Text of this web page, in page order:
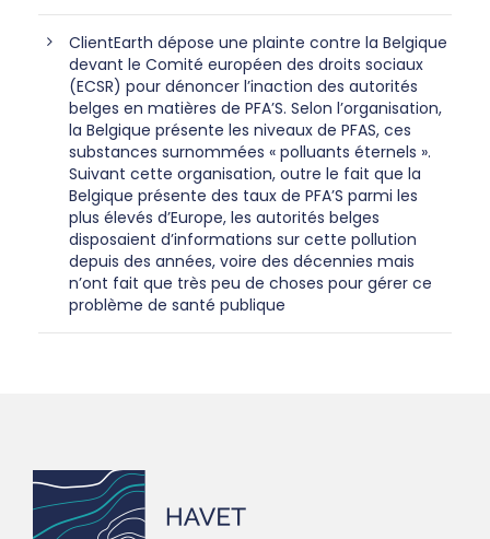
ClientEarth dépose une plainte contre la Belgique
devant le Comité européen des droits sociaux
(ECSR) pour dénoncer l’inaction des autorités
belges en matières de PFA’S. Selon l’organisation,
la Belgique présente les niveaux de PFAS, ces
substances surnommées « polluants éternels ».
Suivant cette organisation, outre le fait que la
Belgique présente des taux de PFA’S parmi les
plus élevés d’Europe, les autorités belges
disposaient d’informations sur cette pollution
depuis des années, voire des décennies mais
n’ont fait que très peu de choses pour gérer ce
problème de santé publique